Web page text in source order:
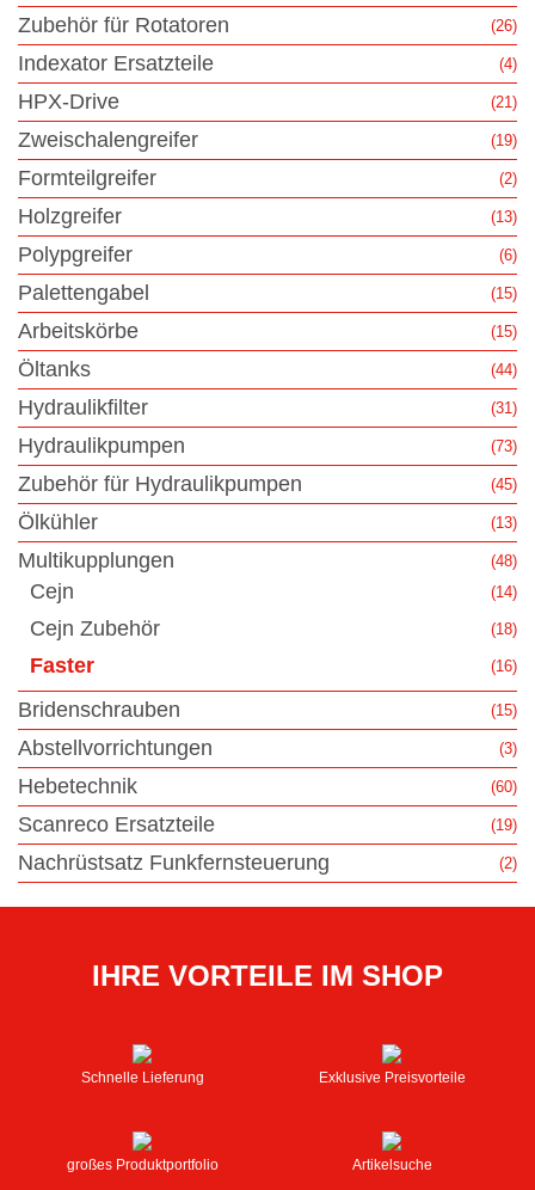
Zubehör für Rotatoren (26)
Indexator Ersatzteile (4)
HPX-Drive (21)
Zweischalengreifer (19)
Formteilgreifer (2)
Holzgreifer (13)
Polypgreifer (6)
Palettengabel (15)
Arbeitskörbe (15)
Öltanks (44)
Hydraulikfilter (31)
Hydraulikpumpen (73)
Zubehör für Hydraulikpumpen (45)
Ölkühler (13)
Multikupplungen (48)
Cejn (14)
Cejn Zubehör (18)
Faster (16)
Bridenschrauben (15)
Abstellvorrichtungen (3)
Hebetechnik (60)
Scanreco Ersatzteile (19)
Nachrüstsatz Funkfernsteuerung (2)
IHRE VORTEILE IM SHOP
Schnelle Lieferung Exklusive Preisvorteile
großes Produktportfolio Artikelsuche